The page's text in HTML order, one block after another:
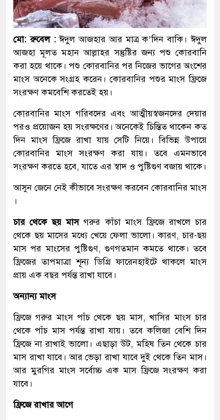
মো: রুবেল :ঈদুল আজহার আর মাত্র ক’দিন বাকি। ঈদুল
আজহা মূলত মহান আল্লাহর সন্তুষ্টির জন্য পশু কোরবানি
করা হয়ে থাকে। পশু কোরবানির পর নিজের ভাগের অংশের
মাংস অনেকে সংগ্রহ করেন। কোরবানির পশুর মাংস ফ্রিজে
সংরক্ষণ কমবেশি করতেই হয়।
কোরবানির মাংস গরিবদের এবং আত্মীয়স্বজনদের দেয়ার
পরও প্রয়োজন হয় সংরক্ষণের। অনেকেই চিন্তিত থাকেন কত
দিন মাংস ফ্রিজে রাখা যায় সেটি নিয়ে। বিভিন্ন উপায়ে
কোরবানির মাংস সংরক্ষণ করা যায়। তবে এমনভাবে
সংরক্ষণ করতে হবে, যাতে এর স্বাদ ও পুষ্টিগুণ বজায় থাকে।
আসুন জেনে নেই কীভাবে সংরক্ষণ করবেন কোরবানির মাংস
।
চার থেকে ছয় মাসগরুর কাঁচা মাংস ফ্রিজে রাখলে চার
থেকে ছয় মাসের মধ্যে খেয়ে ফেলা ভালো। কারণ, চার-ছয়
মাস পর মাংসের পুষ্টিগুণ, গুণগতমান কমতে থাকে। তবে
ফ্রিজের তাপমাত্রা শূন্য ডিগ্রি ফারেনহাইটে থাকলে মাংস
প্রায় এক বছর পর্যন্ত রাখা যাবে।
অন্যান্য মাংস
ফ্রিজে গরুর মাংস পাঁচ থেকে ছয় মাস, খাসির মাংস চার
থেকে পাঁচ মাস পর্যন্ত রাখা যায়। তবে কলিজা বেশি দিন
ফ্রিজে না রাখাই ভালো। এছাড়া উট, মহিষ তিন থেকে চার
মাস রাখা যাবে। আর ভেড়া রাখা যাবে দুই থেকে তিন মাস।
আর মুরগির মাংস সর্বোচ্চ এক মাস ফ্রিজে সংরক্ষণ করা
যাবে।
ফ্রিজে রাখার আগে